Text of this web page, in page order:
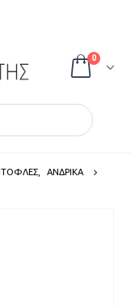
0
ΑΝΔΡΙΚΑ